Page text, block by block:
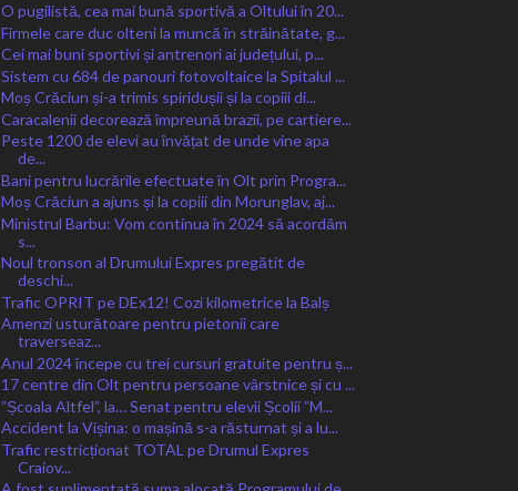
O pugilistă, cea mai bună sportivă a Oltului în 20...
Firmele care duc olteni la muncă în străinătate, g...
Cei mai buni sportivi și antrenori ai județului, p...
Sistem cu 684 de panouri fotovoltaice la Spitalul ...
Moș Crăciun și-a trimis spiridușii și la copiii di...
Caracalenii decorează împreună brazii, pe cartiere...
Peste 1200 de elevi au învățat de unde vine apa
de...
Bani pentru lucrările efectuate în Olt prin Progra...
Moș Crăciun a ajuns și la copiii din Morunglav, aj...
Ministrul Barbu: Vom continua în 2024 să acordăm
s...
Noul tronson al Drumului Expres pregătit de
deschi...
Trafic OPRIT pe DEx12! Cozi kilometrice la Balș
Amenzi usturătoare pentru pietonii care
traverseaz...
Anul 2024 începe cu trei cursuri gratuite pentru ș...
17 centre din Olt pentru persoane vârstnice și cu ...
”Școala Altfel”, la… Senat pentru elevii Școlii ”M...
Accident la Vișina: o mașină s-a răsturnat și a lu...
Trafic restricționat TOTAL pe Drumul Expres
Craiov...